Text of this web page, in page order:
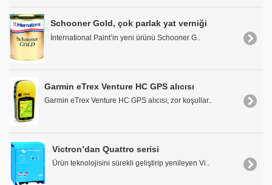
Schooner Gold, çok parlak yat verniği
İnternational Paint’in yeni ürünü Schooner G..
Garmin eTrex Venture HC GPS alıcısı
Garmin eTrex Venture HC GPS alıcısı, zor koşullar..
Victron’dan Quattro serisi
Ürün teknolojisini sürekli geliştirip yenileyen Vi..